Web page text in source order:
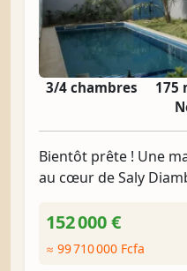
3/4 chambres 175
Bientôt prête ! Une
au cœur de Saly
152 000 €
≈ 99 710 000 Fcfa